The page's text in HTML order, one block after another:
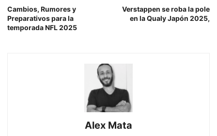
Cambios, Rumores y
Preparativos para la
temporada NFL 2025
Verstappen se roba la pole
en la Qualy Japón 2025,
Alex Mata